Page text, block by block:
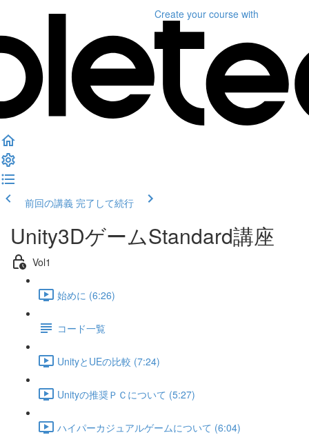
Create your course with
前回の講義 完了して続行
Unity3DゲームStandard講座
Vol1
始めに (6:26)
コード一覧
UnityとUEの比較 (7:24)
Unityの推奨ＰＣについて (5:27)
ハイパーカジュアルゲームについて (6:04)